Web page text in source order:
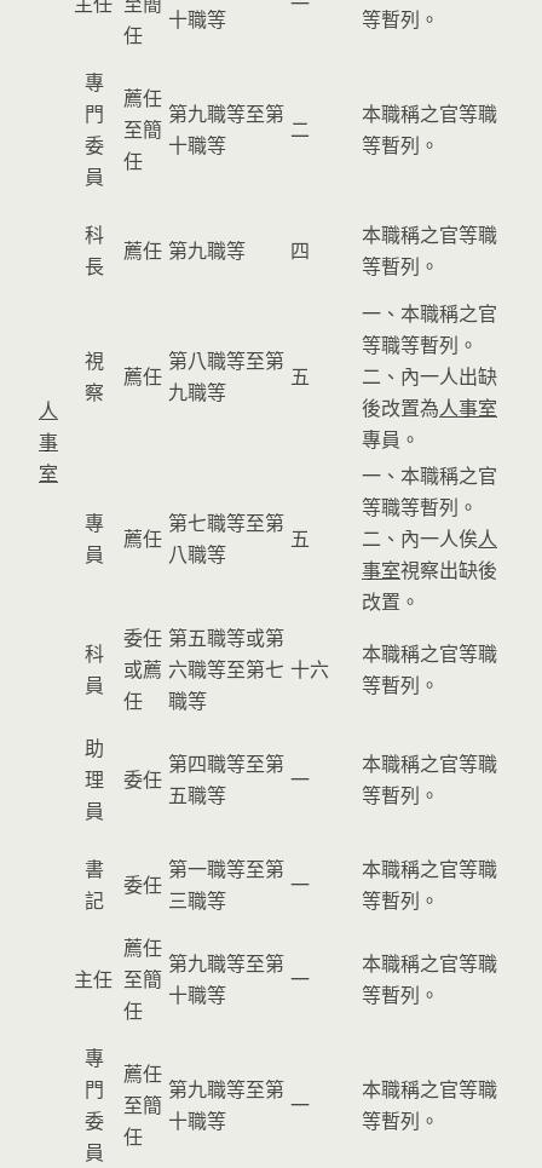
人
事
室
任
十職等
等暫列。
專
門
委
員
薦任
至簡
任
第九職等至第
十職等
二
本職稱之官等職
等暫列。
科
長
薦任 第九職等 四
本職稱之官等職
等暫列。
視
察
薦任
第八職等至第
九職等
五
一、本職稱之官
等職等暫列。
二、內一人出缺
後改置為人事室
專員。
專
員
薦任
第七職等至第
八職等
五
一、本職稱之官
等職等暫列。
二、內一人俟人
事室視察出缺後
改置。
科
員
委任
或薦
任
第五職等或第
六職等至第七
職等
十六
本職稱之官等職
等暫列。
助
理
員
委任
第四職等至第
五職等
一
本職稱之官等職
等暫列。
書
記
委任
第一職等至第
三職等
一
本職稱之官等職
等暫列。
主任
薦任
至簡
任
第九職等至第
十職等
一
本職稱之官等職
等暫列。
專
門
委
員
薦任
至簡
任
第九職等至第
十職等
一
本職稱之官等職
等暫列。